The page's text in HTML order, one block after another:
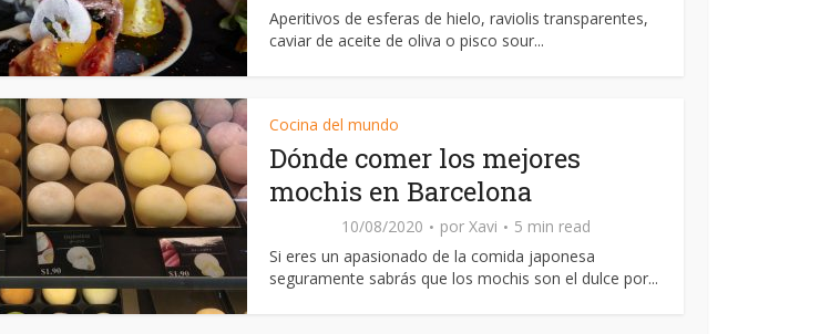
Aperitivos de esferas de hielo, raviolis transparentes,
caviar de aceite de oliva o pisco sour...
Cocina del mundo
Dónde comer los mejores
mochis en Barcelona
10/08/2020 por Xavi
5 min read
Si eres un apasionado de la comida japonesa
seguramente sabrás que los mochis son el dulce por...